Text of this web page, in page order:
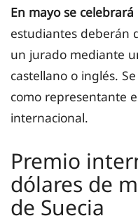
En mayo se
estudiantes deberán
un jurado mediante
castellano o inglés.
como representante
internacional.
Premio
dólares de
de Suecia